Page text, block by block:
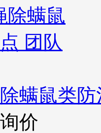
螨鼠类
价